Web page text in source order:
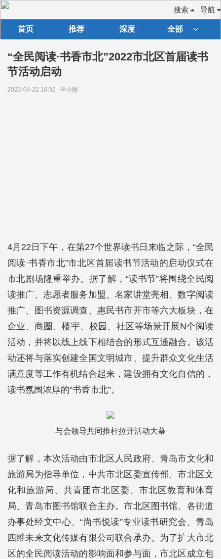
导航
搜索
首页 推荐 深度 全部
“全民阅读·书香市北”2022市北区首届读书
节活动启动
2022-04-22 16:32 辛小丽
4月22日下午，在第27个世界读书日来临之际，“全民
阅读·书香市北”市北区首届读书节活动的启动仪式在
市北剧场隆重举办。据了解，“读书节”将围绕全民阅
读推广、志愿者服务加盟、名家讲堂亮相、数字阅读
推广、图书资源调查、惠民书市开市等六大板块，在
企业、商圈、楼宇、校园、社区等场景开展N个阅读
活动，并将以线上线下相结合的形式互通融合。该活
动还将与落实创建全国文明城市、提升群众文化生活
满意度等工作有机结合起来，建设拥有文化自信的，
读书氛围浓厚的“书香市北”。
与会领导共同推杆拉开活动大幕
据了解，本次活动由市北区人民政府、青岛市文化和
旅游局为指导单位，中共市北区委宣传部、市北区文
化和旅游局、共青团市北区委、市北区教育和体育
局、青岛市图书馆联合主办。市北区图书馆、各街道
办事处经文中心、“尚书悦读”专业读书研究会、青岛
四维未来文化传媒有限公司联合承办。为了扩大市北
区的全民阅读活动的影响面和参与面，市北区成立包